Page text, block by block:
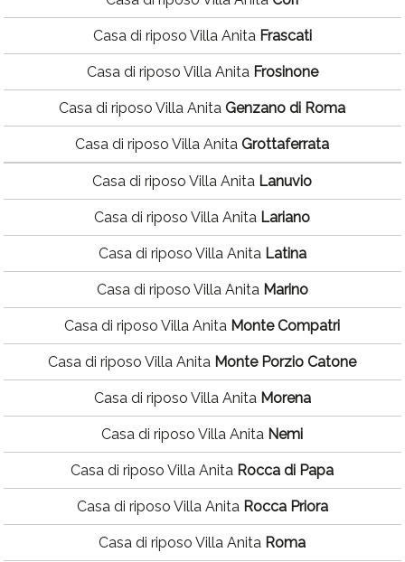
Casa di riposo Villa Anita Frascati
Casa di riposo Villa Anita Frosinone
Casa di riposo Villa AnitaGenzano di Roma
Casa di riposo Villa AnitaGrottaferrata
Casa di riposo Villa Anita Lanuvio
Casa di riposo Villa Anita Lariano
Casa di riposo Villa Anita Latina
Casa di riposo Villa Anita Marino
Casa di riposo Villa Anita Monte Compatri
Casa di riposo Villa Anita Monte Porzio Catone
Casa di riposo Villa Anita Morena
Casa di riposo Villa Anita Nemi
Casa di riposo Villa Anita Rocca di Papa
Casa di riposo Villa Anita Rocca Priora
Casa di riposo Villa Anita Roma